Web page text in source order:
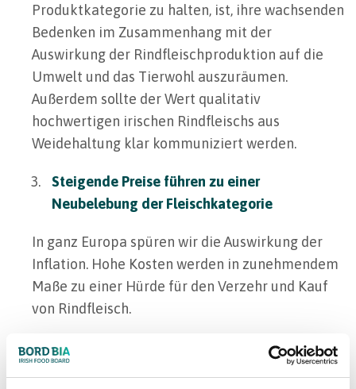
Produktkategorie zu halten, ist, ihre wachsenden
Bedenken im Zusammenhang mit der
Auswirkung der Rindfleischproduktion auf die
Umwelt und das Tierwohl auszuräumen.
Außerdem sollte der Wert qualitativ
hochwertigen irischen Rindfleischs aus
Weidehaltung klar kommuniziert werden.
Steigende Preise führen zu einer
Neubelebung der Fleischkategorie
In ganz Europa spüren wir die Auswirkung der
Inflation. Hohe Kosten werden in zunehmendem
Maße zu einer Hürde für den Verzehr und Kauf
von Rindfleisch.
Dennoch können spezielle Angebote genutzt
werden, um Käufer anzulocken und es ihnen